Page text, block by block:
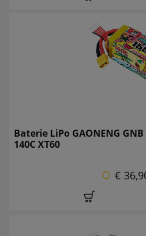
Baterie LiPo GAONENG GNB
140C XT60
€